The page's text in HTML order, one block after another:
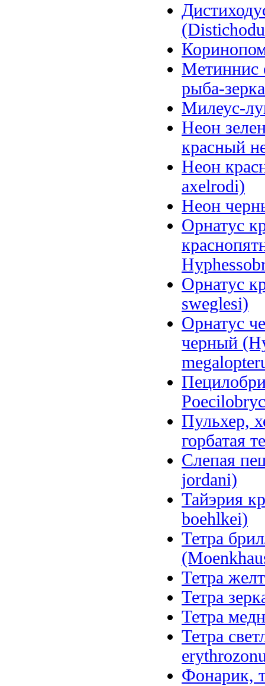
Метиннис
рыба-
Милеус-
Неон
красный
Неон
axelrodi)
Неон
Орнатус
Орнатус
sweglesi)
Орнатус
черный
Пульхер,
горбатая
Слепая
jordani)
Тайэрия
boehlkei)
Тетра
Тетра
Тетра
Тетра
Тетра
Фонарик,